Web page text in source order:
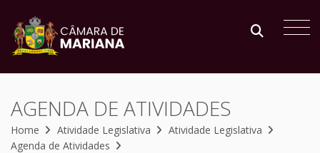
AGENDA DE ATIVIDADES
Home Atividade Legislativa
Atividade Legislativa
Agenda de Atividades